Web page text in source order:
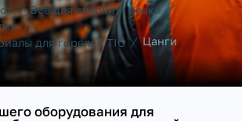
/ Все для сварки и резки /
/
для горелок TIG / Цанги
оборудования для